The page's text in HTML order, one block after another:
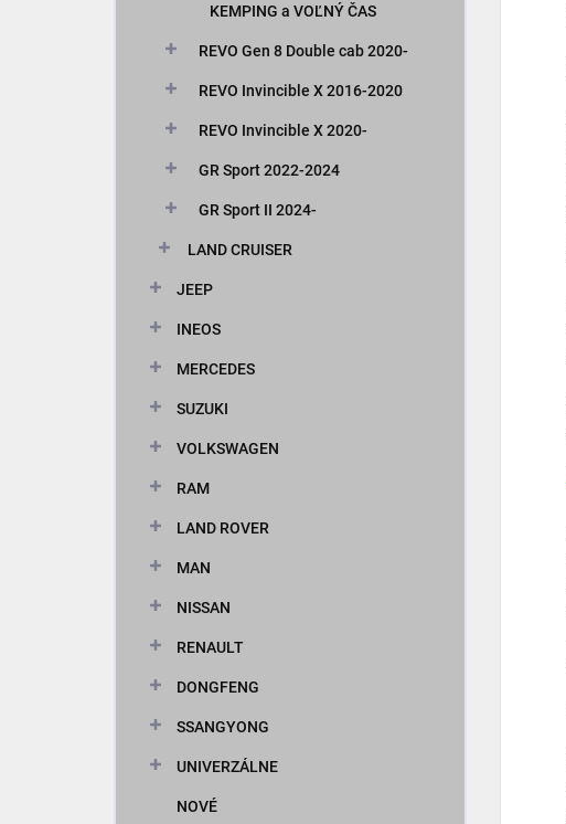
KEMPING a VOĽNÝ ČAS
REVO Gen 8 Double cab 2020-
REVO Invincible X 2016-2020
REVO Invincible X 2020-
GR Sport 2022-2024
GR Sport II 2024-
LAND CRUISER
JEEP
INEOS
MERCEDES
SUZUKI
VOLKSWAGEN
RAM
LAND ROVER
MAN
NISSAN
RENAULT
DONGFENG
SSANGYONG
UNIVERZÁLNE
NOVÉ